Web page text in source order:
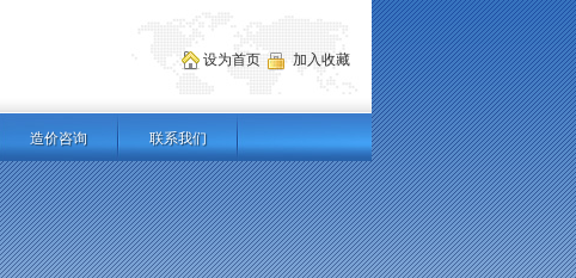
设为首页 加入收藏
造价咨询 联系我们